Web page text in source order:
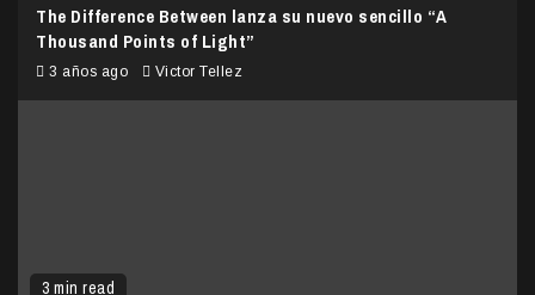
3 min read
The Difference Between lanza su nuevo sencillo “A
Thousand Points of Light”
3 años ago Victor Tellez